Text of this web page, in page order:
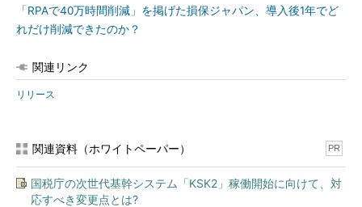
「RPAで40万時間削減」を掲げた損保ジャパン、導入後1年でど
れだけ削減できたのか？
関連リンク
リリース
関連資料（ホワイトペーパー） PR
国税庁の次世代基幹システム「KSK2」稼働開始に向けて、対
応すべき変更点とは?